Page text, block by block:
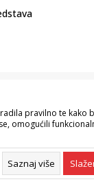
proizvoda, prikazu
i ne
©2026
pravilno te
omogućili
Saznaj više